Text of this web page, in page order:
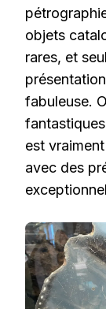
objets
rares, et
fabuleuse.
est
avec des